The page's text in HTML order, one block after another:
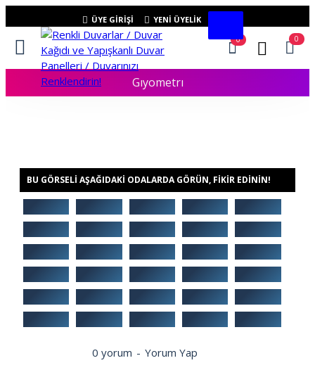
ÜYE GIRIŞI YENI ÜYELIK
0 0
Gıyometrı
BU GÖRSELI AŞAĞIDAKI ODALARDA GÖRÜN, FIKIR EDININ!
0 yorum - Yorum Yap